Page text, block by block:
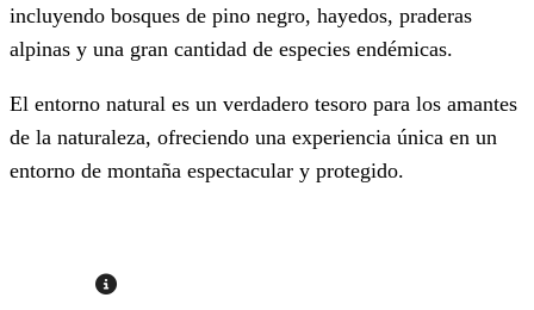
incluyendo bosques de pino negro, hayedos, praderas
alpinas y una gran cantidad de especies endémicas.
El entorno natural es un verdadero tesoro para los amantes
de la naturaleza, ofreciendo una experiencia única en un
entorno de montaña espectacular y protegido.